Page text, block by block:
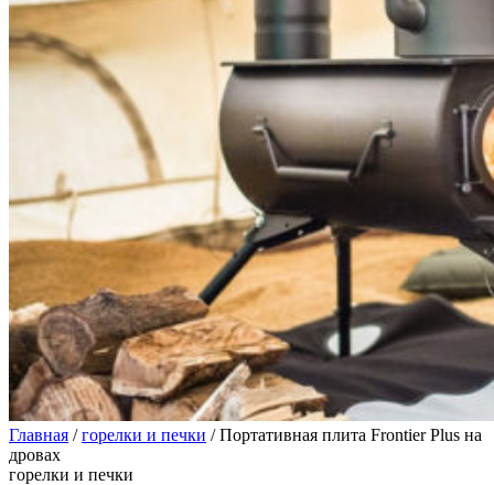
Главная / горелки и печки / Портативная плита Frontier Plus на
дровах
горелки и печки